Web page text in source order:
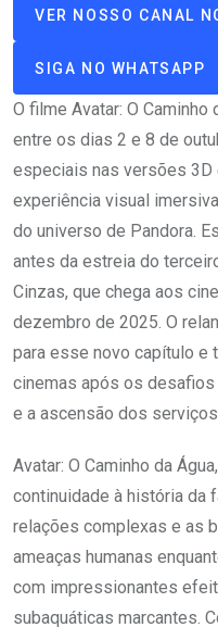
VER NOSSO CANAL
SIGA NO WHATSAPP
O filme Avatar: O
entre os dias 2 e 8 de
especiais nas versões 3D
experiência visual
do universo de Pandora.
antes da estreia do
Cinzas, que chega aos
dezembro de 2025. O
para esse novo capítulo e
cinemas após os
e a ascensão dos
Avatar: O Caminho da
continuidade à história da
relações complexas e as
ameaças humanas
com impressionantes
subaquáticas marcantes.